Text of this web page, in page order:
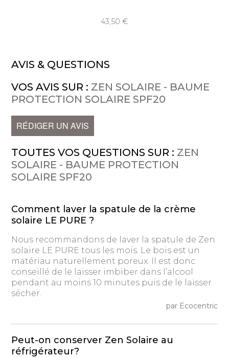
43,50
AVIS & QUESTIONS
VOS AVIS SUR : ZEN SOLAIRE - BAUME
PROTECTION SOLAIRE SPF20
RÉDIGER UN AVIS
TOUTES VOS QUESTIONS SUR : ZEN
SOLAIRE - BAUME PROTECTION
SOLAIRE SPF20
Comment laver la spatule de la crème
solaire LE PURE ?
Nous recommandons de laver la spatule de Zen
solaire LE PURE tous les mois. Le bois est un
matériau naturellement poreux. Il est donc
conseillé de le laisser imbiber dans l’alcool
pendant au moins 10 minutes puis de le laisser
sécher.
par Ecocentric
Peut-on conserver Zen Solaire au
réfrigérateur?